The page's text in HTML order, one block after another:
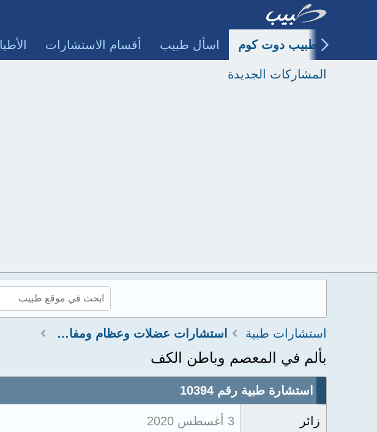
طبيب دوت كوم اسأل طبيب أقسام الاستشارات
المشاركات الجديدة
استشارات طبية استشارات عضلات وعظام ومفاصل
بألم في المعصم وباطن الكف
استشارة طبية رقم 10394
زائر 3 أغسطس 2020